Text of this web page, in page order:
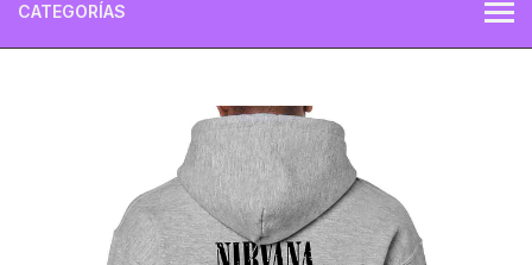
CATEGORÍAS